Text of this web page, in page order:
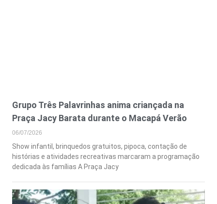
Grupo Três Palavrinhas anima criançada na
Praça Jacy Barata durante o Macapá Verão
06/07/2026
Show infantil, brinquedos gratuitos, pipoca, contação de
histórias e atividades recreativas marcaram a programação
dedicada às famílias A Praça Jacy